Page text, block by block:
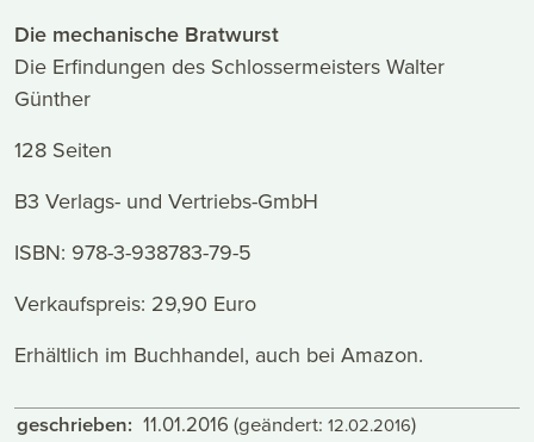
Die mechanische Bratwurst
Die Erfindungen des Schlossermeisters Walter
Günther
128 Seiten
B3 Verlags- und Vertriebs-GmbH
ISBN: 978-3-938783-79-5
Verkaufspreis: 29,90 Euro
Erhältlich im Buchhandel, auch bei Amazon.
geschrieben: 11.01.2016 (geändert: 12.02.2016)